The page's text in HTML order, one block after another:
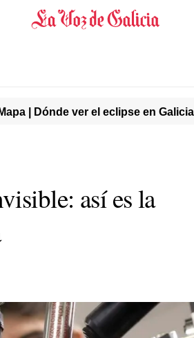
| Dónde ver el eclipse en Galicia
así es la